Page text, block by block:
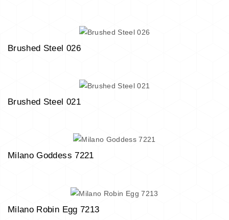
Brushed Steel 026
Brushed Steel 021
Milano Goddess 7221
Milano Robin Egg 7213